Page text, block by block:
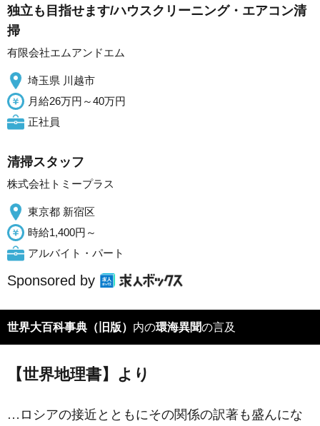
独立も目指せます/ハウスクリーニング・エアコン清
掃
有限会社エムアンドエム
埼玉県 川越市
月給26万円～40万円
正社員
清掃スタッフ
株式会社トミープラス
東京都 新宿区
時給1,400円～
アルバイト・パート
Sponsored by
世界大百科事典（旧版） 内の環海異聞の言及
【世界地理書】より
…ロシアの接近とともにその関係の訳著も盛んにな